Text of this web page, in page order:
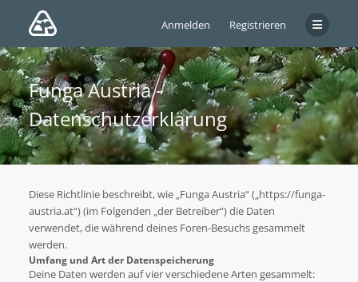
Anmelden Registrieren
Funga Austria -
Datenschutzerklärung
Diese Richtlinie beschreibt, wie „Funga Austria“ („https://funga-
austria.at“) (im Folgenden „der Betreiber“) die Daten
verwendet, die während deines Foren-Besuchs gesammelt
werden.
Umfang und Art der Datenspeicherung
Deine Daten werden auf vier verschiedene Arten gesammelt: